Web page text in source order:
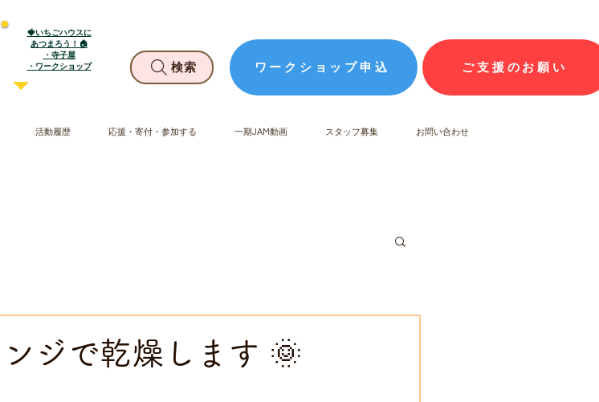
🍓いちごハウスに
あつまろう！🏠
・寺子屋
​・ワークショップ
検索 ワークショップ申込 ご支援のお願い
活動履歴 応援・寄付・参加する 一期JAM動画 スタッフ募集 お問い合わせ
ジで乾燥します 🌞